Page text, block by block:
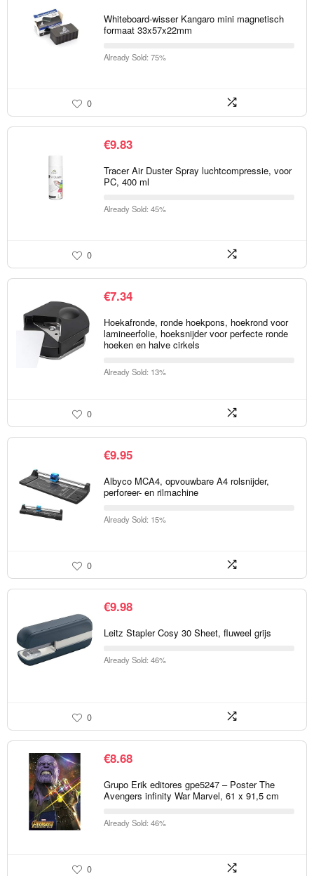
Whiteboard-wisser Kangaro mini magnetisch
formaat 33x57x22mm
Already Sold: 75%
0
€9.83
Tracer Air Duster Spray luchtcompressie, voor
PC, 400 ml
Already Sold: 45%
0
€7.34
Hoekafronde, ronde hoekpons, hoekrond voor
lamineerfolie, hoeksnijder voor perfecte ronde
hoeken en halve cirkels
Already Sold: 13%
0
€9.95
Albyco MCA4, opvouwbare A4 rolsnijder,
perforeer- en rilmachine
Already Sold: 15%
0
€9.98
Leitz Stapler Cosy 30 Sheet, fluweel grijs
Already Sold: 46%
0
€8.68
Grupo Erik editores gpe5247 – Poster The
Avengers infinity War Marvel, 61 x 91,5 cm
Already Sold: 46%
0